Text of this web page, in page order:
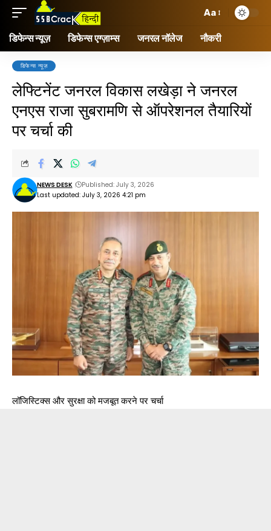
Aa
डिफेन्स न्यूज़ डिफेन्स एग्ज़ाम्स जनरल नॉलेज नौकरी
डिफेन्स न्यूज़
लेफ्टिनेंट जनरल विकास लखेड़ा ने जनरल
एनएस राजा सुबरामणि से ऑपरेशनल तैयारियों
पर चर्चा की
Last updated: July 3, 2026 4:21 pm
NEWS DESK Published: July 3, 2026
लॉजिस्टिक्स और सुरक्षा को मजबूत करने पर चर्चा